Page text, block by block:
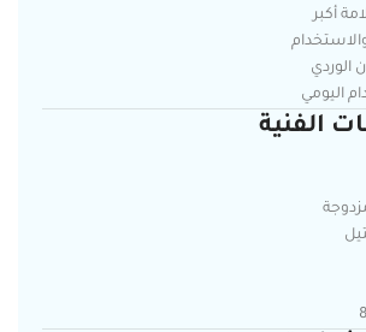
أكبر
الوردي
اليومي
الفنية